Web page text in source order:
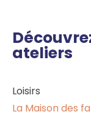
ateliers
Loisirs
La Maison des